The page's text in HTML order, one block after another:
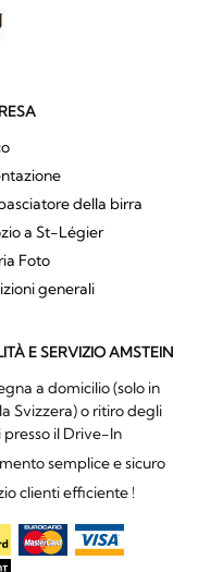
della birra
a St-Légier
Foto
generali
E SERVIZIO AMSTEIN
a domicilio (solo in
Svizzera) o ritiro degli
presso il Drive-In
semplice e sicuro
clienti efficiente !